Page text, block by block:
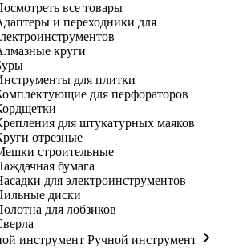
все товары
и переходники для
круги
для плитки
для перфораторов
для штукатурных маяков
отрезные
строительные
бумага
для электроинструментов
диски
для лобзиков
Ручной инструмент